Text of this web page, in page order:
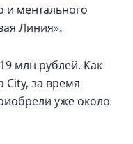
и ментального
Линия».
млн рублей. Как
City, за время
уже около